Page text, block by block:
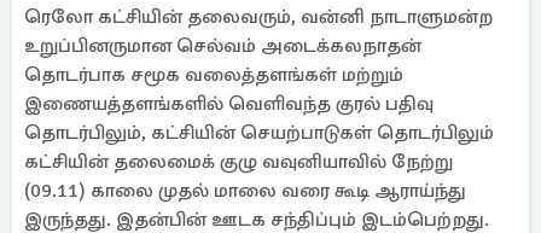
ரெலோ கட்சியின் தலைவரும், வன்னி நாடாளுமன்ற
உறுப்பினருமான செல்வம் அடைக்கலநாதன்
தொடர்பாக சமூக வலைத்தளங்கள் மற்றும்
இணையத்தளங்களில் வெளிவந்த குரல் பதிவு
தொடர்பிலும், கட்சியின் செயற்பாடுகள் தொடர்பிலும்
கட்சியின் தலைமைக் குழு வவுனியாவில் நேற்று
(09.11) காலை முதல் மாலை வரை கூடி ஆராய்ந்து
இருந்தது. இதன்பின் ஊடக சந்திப்பும் இடம்பெற்றது.